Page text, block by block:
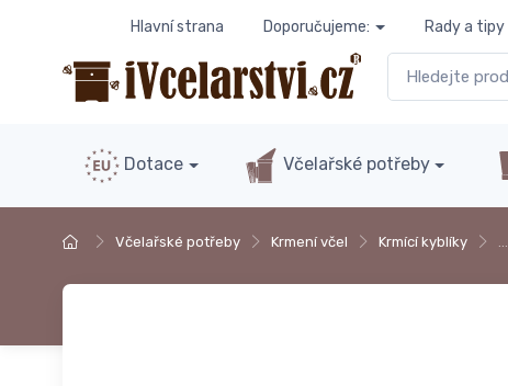
Hlavní strana Doporučujeme: Rady a tipy
Dotace Včelařské potřeby
Včelařské potřeby Krmení včel Krmící kyblíky …